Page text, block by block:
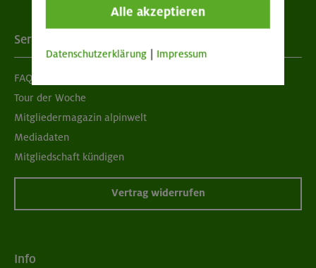
Services
FAQ
Tour der Woche
Mitgliedermagazin alpinwelt
Mediadaten
Mitgliedschaft kündigen
Vertrag widerrufen
Info
Alle akzeptieren
Datenschutzerklärung Impressum